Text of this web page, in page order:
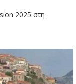
2025 στη